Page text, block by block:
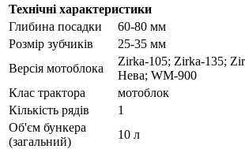
Технічні характеристики
Глибина посадки
60-80 мм
Розмір зубчиків
25-35 мм
Версія мотоблока
Zirka-105; Zirka-135;
Нева; WM-900
Клас трактора
мотоблок
Кількість рядів
1
Об'єм бункера
(загальний)
10 л